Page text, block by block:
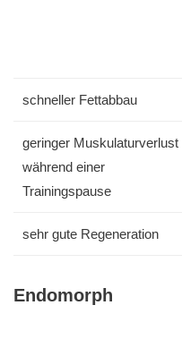
schneller Fettabbau
geringer Muskulaturverlust
während einer
Trainingspause
sehr gute Regeneration
Endomorph